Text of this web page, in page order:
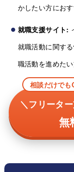
かしたい方におす
就職支援サイト:
就職活動に関す
職活動を進めたい
相談だけでも
＼フリータ
無